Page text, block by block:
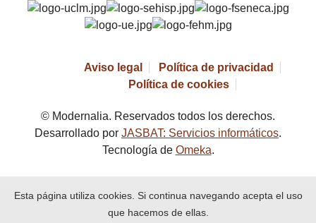
Aviso legal
Política de privacidad
Política de cookies
© Modernalia. Reservados todos los derechos.
Desarrollado por JASBAT: Servicios informáticos.
Tecnología de Omeka.
Esta página utiliza cookies. Si continua navegando acepta el uso
que hacemos de ellas.